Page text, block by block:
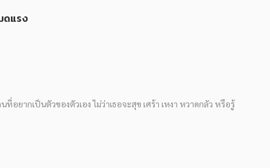
ดแรง
กเป็นตัวของตัวเอง ไม่ว่าเธอจะสุข เศร้า เหงา หวาดกลัว หรือรู้